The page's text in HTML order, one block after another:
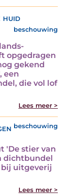
huid
beschouwing
opgedragen
gekend
een
die vol lof
Lees meer >
beschouwing
'De stier van
dichtbundel
bij uitgeverij
Lees meer >